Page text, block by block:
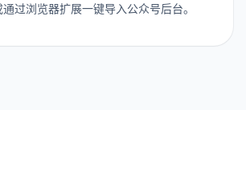
过浏览器扩展一键导入公众号后台。